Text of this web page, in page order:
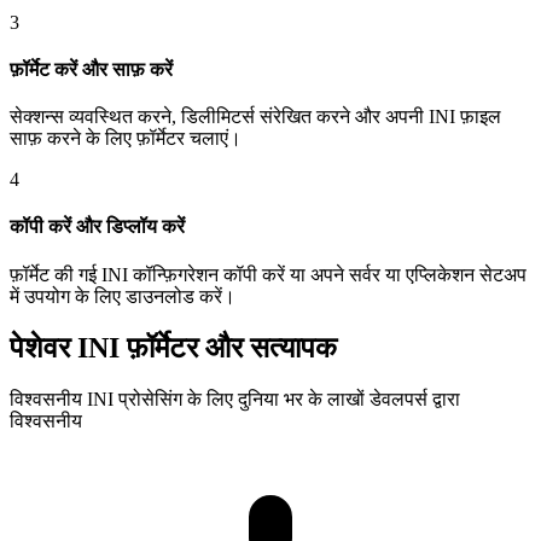
3
फ़ॉर्मेट करें और साफ़ करें
सेक्शन्स व्यवस्थित करने, डिलीमिटर्स संरेखित करने और अपनी INI फ़ाइल
साफ़ करने के लिए फ़ॉर्मेटर चलाएं।
4
कॉपी करें और डिप्लॉय करें
फ़ॉर्मेट की गई INI कॉन्फ़िगरेशन कॉपी करें या अपने सर्वर या एप्लिकेशन सेटअप
में उपयोग के लिए डाउनलोड करें।
पेशेवर INI फ़ॉर्मेटर और सत्यापक
विश्वसनीय INI प्रोसेसिंग के लिए दुनिया भर के लाखों डेवलपर्स द्वारा
विश्वसनीय